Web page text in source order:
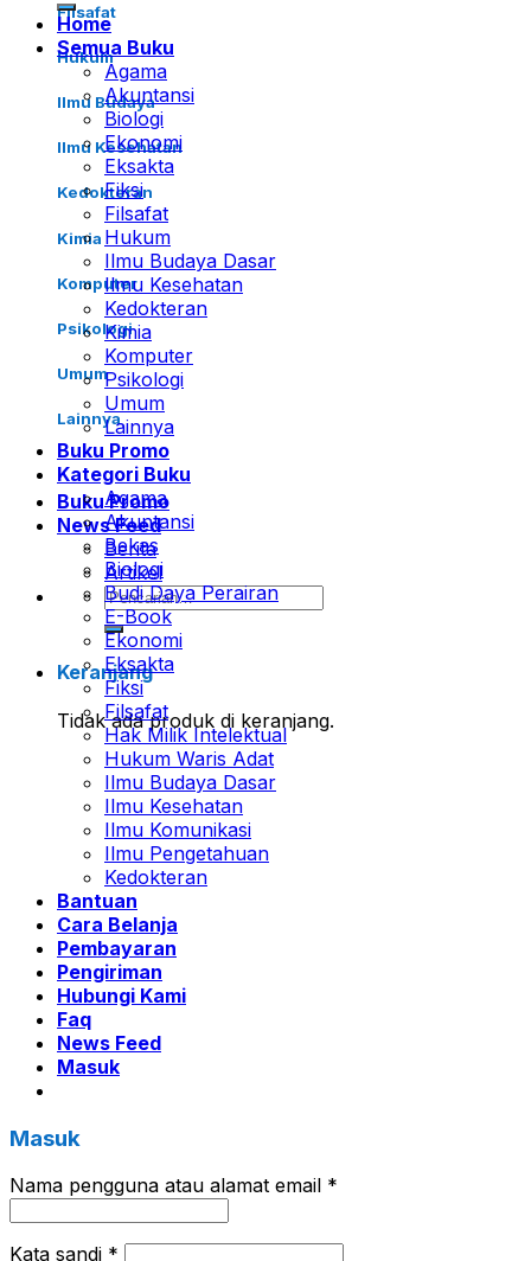
Filsafat
Hukum
Ilmu Budaya
Ilmu Kesehatan
Kedokteran
Kimia
Komputer
Psikologi
Umum
Lainnya
Buku Promo
News Feed
Berita
Artikel
Pencarian
untuk:
Keranjang
Tidak ada produk di keranjang.
Home
Semua Buku
Agama
Akuntansi
Biologi
Ekonomi
Eksakta
Fiksi
Filsafat
Hukum
Ilmu Budaya Dasar
Ilmu Kesehatan
Kedokteran
Kimia
Komputer
Psikologi
Umum
Lainnya
Buku Promo
Kategori Buku
Agama
Akuntansi
Bekas
Biologi
Budi Daya Perairan
E-Book
Ekonomi
Eksakta
Fiksi
Filsafat
Hak Milik Intelektual
Hukum Waris Adat
Ilmu Budaya Dasar
Ilmu Kesehatan
Ilmu Komunikasi
Ilmu Pengetahuan
Kedokteran
Bantuan
Cara Belanja
Pembayaran
Pengiriman
Hubungi Kami
Faq
News Feed
Masuk
Masuk
Nama pengguna atau alamat email *
Kata sandi *